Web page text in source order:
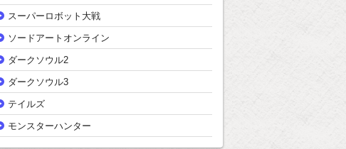
スーパーロボット大戦
ソードアートオンライン
ダークソウル2
ダークソウル3
テイルズ
モンスターハンター